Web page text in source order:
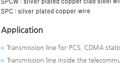
Application
Transmission line for PCS, CDMA
Transmission line inside the